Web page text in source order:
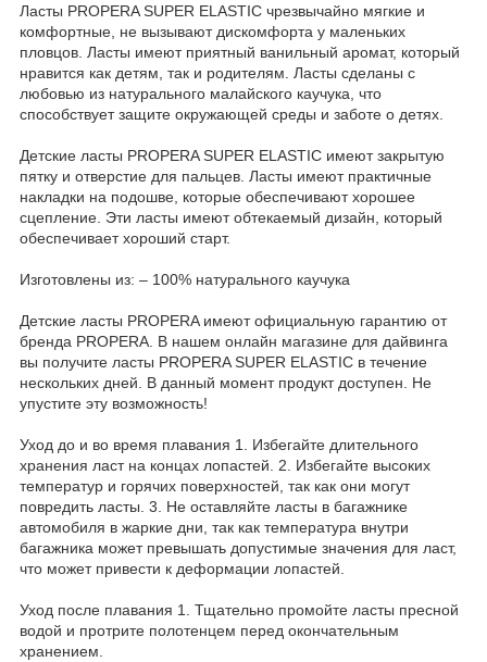
Ласты PROPERA SUPER ELASTIC чрезвычайно мягкие и
комфортные, не вызывают дискомфорта у маленьких
пловцов. Ласты имеют приятный ванильный аромат, который
нравится как детям, так и родителям. Ласты сделаны с
любовью из натурального малайского каучука, что
способствует защите окружающей среды и заботе о детях.
Детские ласты PROPERA SUPER ELASTIC имеют закрытую
пятку и отверстие для пальцев. Ласты имеют практичные
накладки на подошве, которые обеспечивают хорошее
сцепление. Эти ласты имеют обтекаемый дизайн, который
обеспечивает хороший старт.
Изготовлены из: – 100% натурального каучука
Детские ласты PROPERA имеют официальную гарантию от
бренда PROPERA. В нашем онлайн магазине для дайвинга
вы получите ласты PROPERA SUPER ELASTIC в течение
нескольких дней. В данный момент продукт доступен. Не
упустите эту возможность!
Уход до и во время плавания 1. Избегайте длительного
хранения ласт на концах лопастей. 2. Избегайте высоких
температур и горячих поверхностей, так как они могут
повредить ласты. 3. Не оставляйте ласты в багажнике
автомобиля в жаркие дни, так как температура внутри
багажника может превышать допустимые значения для ласт,
что может привести к деформации лопастей.
Уход после плавания 1. Тщательно промойте ласты пресной
водой и протрите полотенцем перед окончательным
хранением.